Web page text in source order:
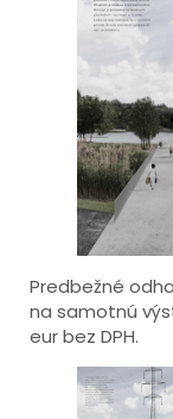
Predbežné
na samotnú
eur bez DPH.